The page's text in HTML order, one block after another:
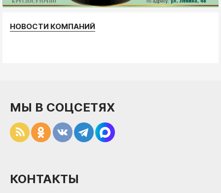
НОВОСТИ КОМПАНИЙ
МЫ В СОЦСЕТЯХ
КОНТАКТЫ